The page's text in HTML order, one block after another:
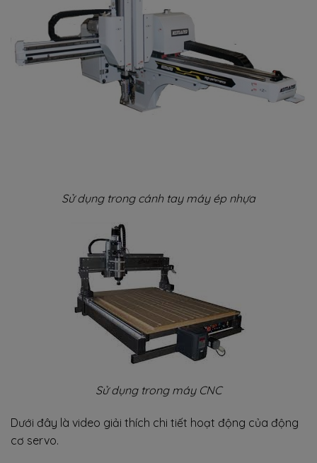
Sử dụng trong cánh tay máy ép nhựa
Sử dụng trong máy CNC
Dưới đây là video giải thích chi tiết hoạt động của động
cơ servo.